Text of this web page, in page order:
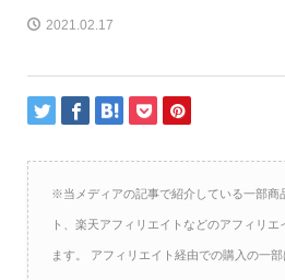
2021.02.17
※当メディアの記事で紹介している一部商
ト、楽天アフィリエイトなどのアフィリ
ます。 アフィリエイト経由での購入の一